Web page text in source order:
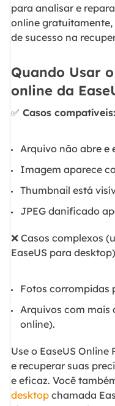
para analisar e
online
de sucesso na
Quando Usar
online da
✅ Casos compatíveis:
Arquivo não abre e
Imagem aparece
Thumbnail está
JPEG danificado
❌ Casos complexos
EaseUS para
Fotos corrompidas
Arquivos com mais
online).
Use o EaseUS
e recuperar suas
e eficaz. Você
desktopchamada